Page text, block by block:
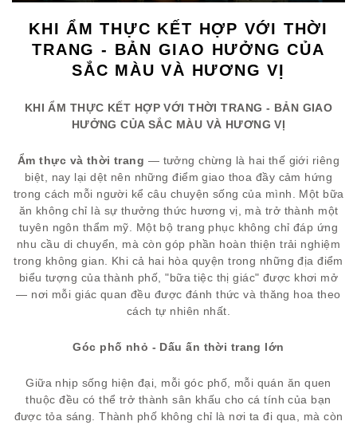
KHI ẨM THỰC KẾT HỢP VỚI THỜI
TRANG - BẢN GIAO HƯỞNG CỦA
SẮC MÀU VÀ HƯƠNG VỊ
KHI ẨM THỰC KẾT HỢP VỚI THỜI TRANG - BẢN GIAO
HƯỞNG CỦA SẮC MÀU VÀ HƯƠNG VỊ
Ẩm thực và thời trang — tưởng chừng là hai thế giới riêng
biệt, nay lại dệt nên những điểm giao thoa đầy cảm hứng
trong cách mỗi người kể câu chuyện sống của mình. Một bữa
ăn không chỉ là sự thưởng thức hương vị, mà trở thành một
tuyên ngôn thẩm mỹ. Một bộ trang phục không chỉ đáp ứng
nhu cầu di chuyển, mà còn góp phần hoàn thiện trải nghiệm
trong không gian. Khi cả hai hòa quyện trong những địa điểm
biểu tượng của thành phố, "bữa tiệc thị giác" được khơi mở
— nơi mỗi giác quan đều được đánh thức và thăng hoa theo
cách tự nhiên nhất.
Góc phố nhỏ - Dấu ấn thời trang lớn
Giữa nhịp sống hiện đại, mỗi góc phố, mỗi quán ăn quen
thuộc đều có thể trở thành sân khấu cho cá tính của bạn
được tỏa sáng. Thành phố không chỉ là nơi ta đi qua, mà còn